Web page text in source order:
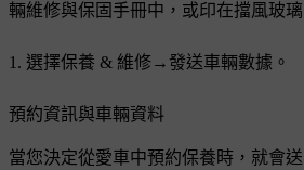
輛維修與保固手冊中，或印在擋風玻
選擇保養 & 維修→ 發送車輛數據 。
預約資訊與車輛資料
當您決定從愛車中預約保養時，就會